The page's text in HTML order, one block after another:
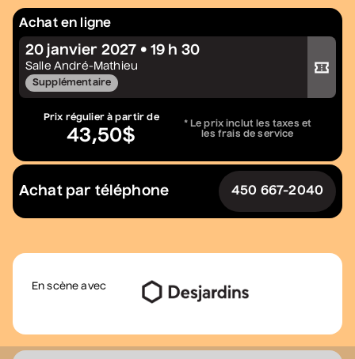
Grèn Sémé
13 août 2026• 20 h 00
Cour intérieure de la Maison des Arts
Constellation de cordes
• Zones musicales
Cour intérieure de la Maison des Arts
Dave Morgan, Isabel
Douaa Kachache
• Nouvelle vague
20 août 2026• 19 h 30
Achat en ligne
Acheter votre billet
20 janvier 2027 • 19 h 30
Salle André-Mathieu
Supplémentaire
Prix régulier à partir de
43,50$
* Le prix inclut les taxes et
les frais de service
Achat par téléphone 450 667-2040
En scène avec